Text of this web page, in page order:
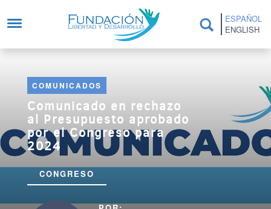
ESPAÑOL
ENGLISH
COMUNICADOS
Comunicado en rechazo
al Presupuesto aprobado
por el Congreso para
2024
CONGRESO